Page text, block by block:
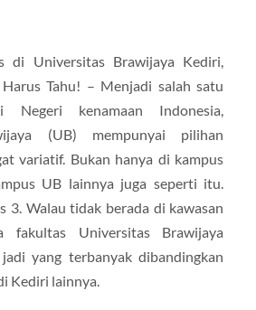
di Universitas Brawijaya Kediri,
Tahu! – Menjadi salah satu
Negeri kenamaan Indonesia,
(UB) mempunyai pilihan
variatif. Bukan hanya di kampus
UB lainnya juga seperti itu.
3. Walau tidak berada di kawasan
fakultas Universitas Brawijaya
yang terbanyak dibandingkan
Kediri lainnya.